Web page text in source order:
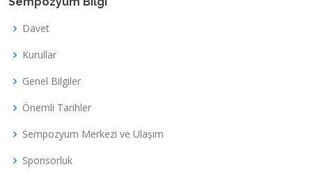
Davet
Kurullar
Genel Bilgiler
Önemli Tarihler
Sempozyum Merkezi ve Ulaşım
Sponsorluk